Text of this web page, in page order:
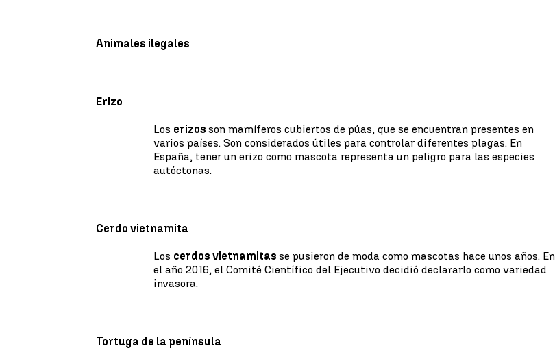
Animales ilegales
Erizo
Los erizosson mamíferos cubiertos de púas, que se encuentran presentes en
varios países. Son considerados útiles para controlar diferentes plagas. En
España, tener un erizo como mascota representa un peligro para las especies
autóctonas.
Cerdo vietnamita
Los cerdos vietnamitasse pusieron de moda como mascotas hace unos años. En
el año 2016, el Comité Científico del Ejecutivo decidió declararlo como variedad
invasora.
Tortuga de la península